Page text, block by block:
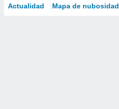
Actualidad Mapa de nubosidad